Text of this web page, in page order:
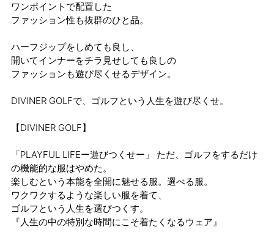
ワンポイントで配置した
ファッション性も抜群のひと品。
ハーフジップをしめても良し、
開いてインナーをチラ見せしても良しの
ファッションも遊び尽くせるデザイン。
DIVINER GOLFで、ゴルフという人生を遊び尽くせ。
【DIVINER GOLF】
「PLAYFUL LIFEー遊びつくせー」 ただ、ゴルフをするだけ
の機能的な服はやめた。
楽しむという本能を全開に魅せる服。選べる服。
ワクワクするような楽しい服を着て、
ゴルフという人生を選びつくす。
『人生の中の特別な時間にこそ着たくなるウェア』